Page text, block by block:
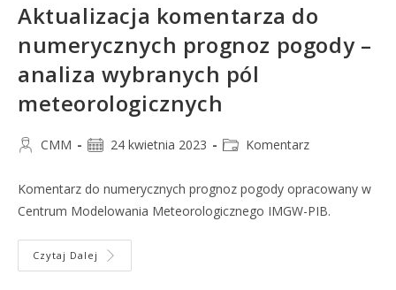
Aktualizacja komentarza do
numerycznych prognoz pogody –
analiza wybranych pól
meteorologicznych
CMM 24 kwietnia 2023 Komentarz
Komentarz do numerycznych prognoz pogody opracowany w
Centrum Modelowania Meteorologicznego IMGW-PIB.
Czytaj Dalej